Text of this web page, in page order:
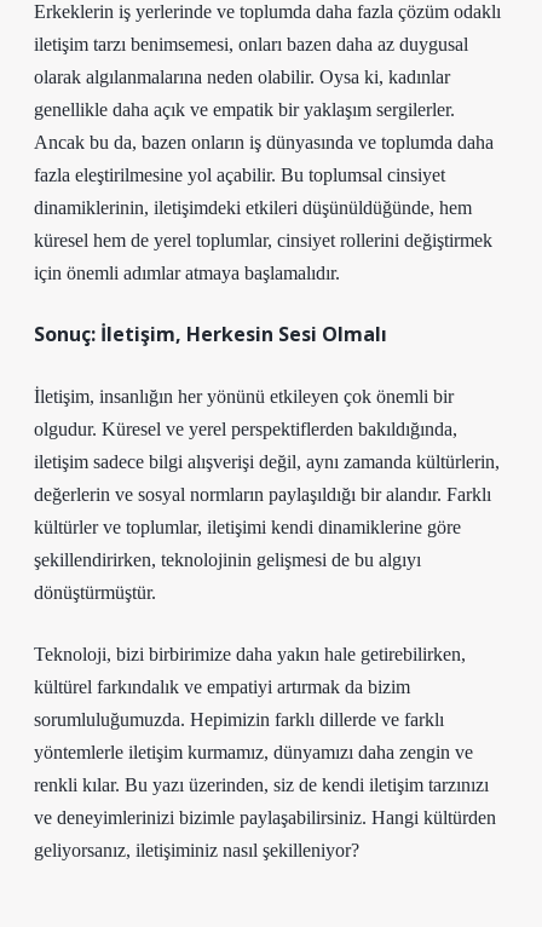
Erkeklerin iş yerlerinde ve toplumda daha fazla çözüm odaklı
iletişim tarzı benimsemesi, onları bazen daha az duygusal
olarak algılanmalarına neden olabilir. Oysa ki, kadınlar
genellikle daha açık ve empatik bir yaklaşım sergilerler.
Ancak bu da, bazen onların iş dünyasında ve toplumda daha
fazla eleştirilmesine yol açabilir. Bu toplumsal cinsiyet
dinamiklerinin, iletişimdeki etkileri düşünüldüğünde, hem
küresel hem de yerel toplumlar, cinsiyet rollerini değiştirmek
için önemli adımlar atmaya başlamalıdır.
Sonuç: İletişim, Herkesin Sesi Olmalı
İletişim, insanlığın her yönünü etkileyen çok önemli bir
olgudur. Küresel ve yerel perspektiflerden bakıldığında,
iletişim sadece bilgi alışverişi değil, aynı zamanda kültürlerin,
değerlerin ve sosyal normların paylaşıldığı bir alandır. Farklı
kültürler ve toplumlar, iletişimi kendi dinamiklerine göre
şekillendirirken, teknolojinin gelişmesi de bu algıyı
dönüştürmüştür.
Teknoloji, bizi birbirimize daha yakın hale getirebilirken,
kültürel farkındalık ve empatiyi artırmak da bizim
sorumluluğumuzda. Hepimizin farklı dillerde ve farklı
yöntemlerle iletişim kurmamız, dünyamızı daha zengin ve
renkli kılar. Bu yazı üzerinden, siz de kendi iletişim tarzınızı
ve deneyimlerinizi bizimle paylaşabilirsiniz. Hangi kültürden
geliyorsanız, iletişiminiz nasıl şekilleniyor?